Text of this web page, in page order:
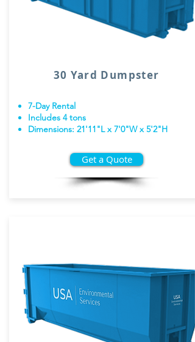
30 Yard Dumpster
7-Day Rental
Includes 4 tons
Dimensions: 21'11"L x 7'0"W x 5'2"H
Get a Quote